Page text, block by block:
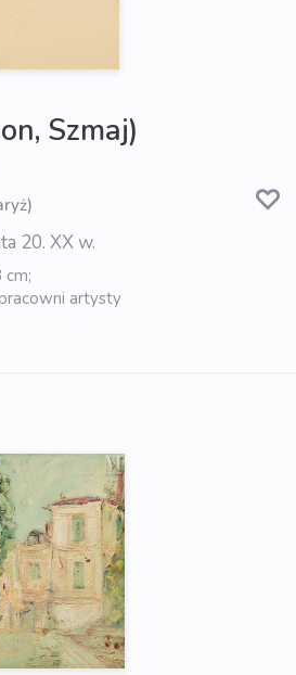
Szmaj)
20. XX w.
cm;
artysty